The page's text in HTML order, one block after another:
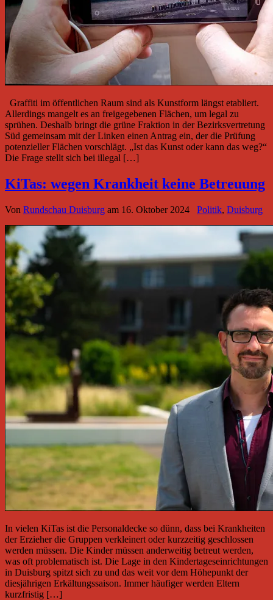
Graffiti im öffentlichen Raum sind als Kunstform längst etabliert.
Allerdings mangelt es an freigegebenen Flächen, um legal zu
sprühen. Deshalb bringt die grüne Fraktion in der Bezirksvertretung
Süd gemeinsam mit der Linken einen Antrag ein, der die Prüfung
potenzieller Flächen vorschlägt. „Ist das Kunst oder kann das weg?“
Die Frage stellt sich bei illegal […]
KiTas: wegen Krankheit keine Betreuung
Von Rundschau Duisburg am 16. Oktober 2024 Politik, Duisburg
In vielen KiTas ist die Personaldecke so dünn, dass bei Krankheiten
der Erzieher die Gruppen verkleinert oder kurzzeitig geschlossen
werden müssen. Die Kinder müssen anderweitig betreut werden,
was oft problematisch ist. Die Lage in den Kindertageseinrichtungen
in Duisburg spitzt sich zu und das weit vor dem Höhepunkt der
diesjährigen Erkältungssaison. Immer häufiger werden Eltern
kurzfristig […]